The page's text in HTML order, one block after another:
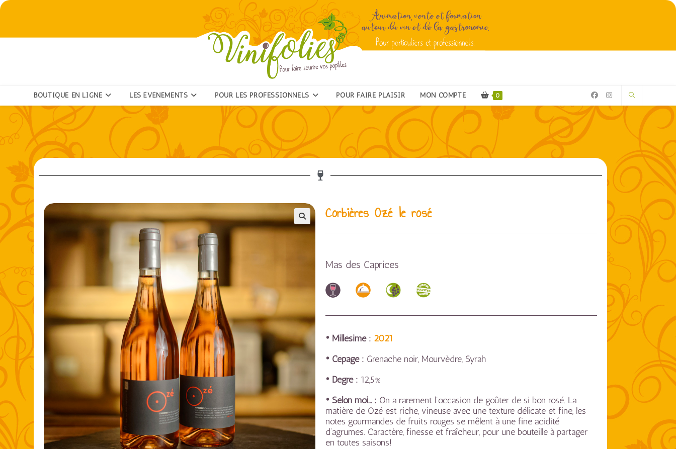
BOUTIQUE EN LIGNE LES ÉVÉNEMENTS POUR LES PROFESSIONNELS POUR FAIRE PLAISIR MON COMPTE 0
Corbières Ozé le rosé
Mas des Caprices
• Millésime : 2021
• Cépage : Grenache noir, Mourvèdre, Syrah
• Degré : 12,5%
• Selon moi… : On a rarement l’occasion de goûter de si bon rosé. La
matière de Ozé est riche, vineuse avec une texture délicate et fine, les
notes gourmandes de fruits rouges se mêlent à une fine acidité
d’agrumes. Caractère, finesse et fraîcheur, pour une bouteille à partager
en toutes saisons!